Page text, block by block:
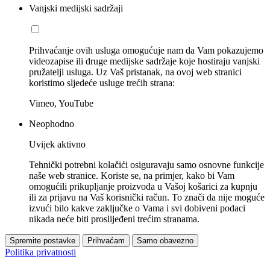
Vanjski medijski sadržaji
Prihvaćanje ovih usluga omogućuje nam da Vam pokazujemo
videozapise ili druge medijske sadržaje koje hostiraju vanjski
pružatelji usluga. Uz Vaš pristanak, na ovoj web stranici
koristimo sljedeće usluge trećih strana:
Vimeo, YouTube
Neophodno
Uvijek aktivno
Tehnički potrebni kolačići osiguravaju samo osnovne funkcije
naše web stranice. Koriste se, na primjer, kako bi Vam
omogućili prikupljanje proizvoda u Vašoj košarici za kupnju
ili za prijavu na Vaš korisnički račun. To znači da nije moguće
izvući bilo kakve zaključke o Vama i svi dobiveni podaci
nikada neće biti proslijeđeni trećim stranama.
Spremite postavke Prihvaćam Samo obavezno
Politika privatnosti